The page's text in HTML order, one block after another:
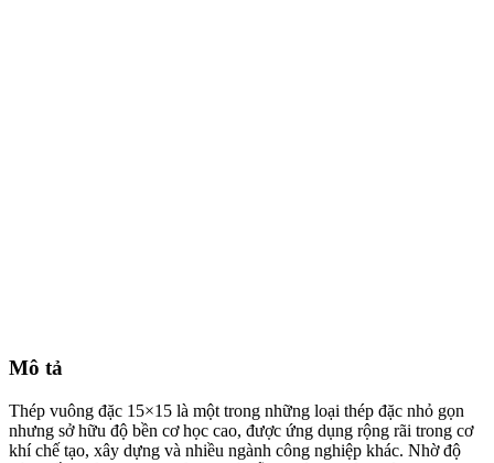
Mô tả
Thép vuông đặc 15×15 là một trong những loại thép đặc nhỏ gọn
nhưng sở hữu độ bền cơ học cao, được ứng dụng rộng rãi trong cơ
khí chế tạo, xây dựng và nhiều ngành công nghiệp khác. Nhờ độ